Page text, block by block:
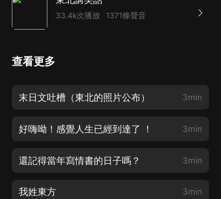
33.4k次播放 1371條聲音
查看更多
末日文吐槽（東北的照片公布） 3min
好嗨呦！感覺人生已經到達了 ！ 3min
還記得當年寫情書的日子嗎？ 3min
我姓東方 3min